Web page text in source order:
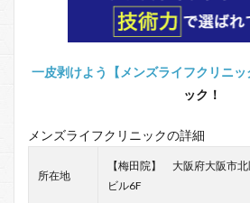
一皮剥けよう【メンズライフクリニッ
ック！
メンズライフクリニックの詳細
所在地
【梅田院】 大阪府大阪市
ビル6F